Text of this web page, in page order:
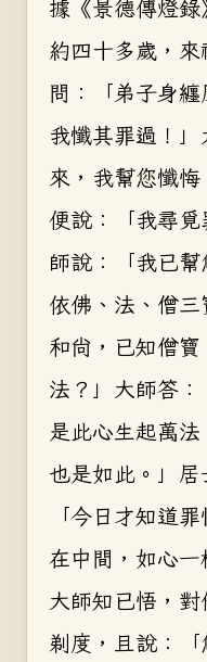
據《景德傳燈
約四十多歲，
問：「弟子身
我懺其罪過！
來，我幫您懺悔
便說：「我尋
師說：「我已
依佛、法、僧
和尚，已知僧
法？」大師答
是此心生起萬
也是如此。」居
「今日才知道
在中間，如心一
大師知已悟，
剃度，且說：